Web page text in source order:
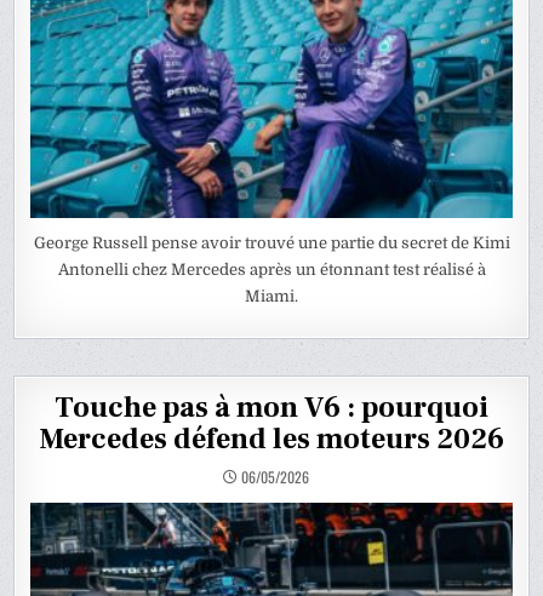
George Russell pense avoir trouvé une partie du secret de Kimi
Antonelli chez Mercedes après un étonnant test réalisé à
Miami.
Touche pas à mon V6 : pourquoi
Mercedes défend les moteurs 2026
06/05/2026